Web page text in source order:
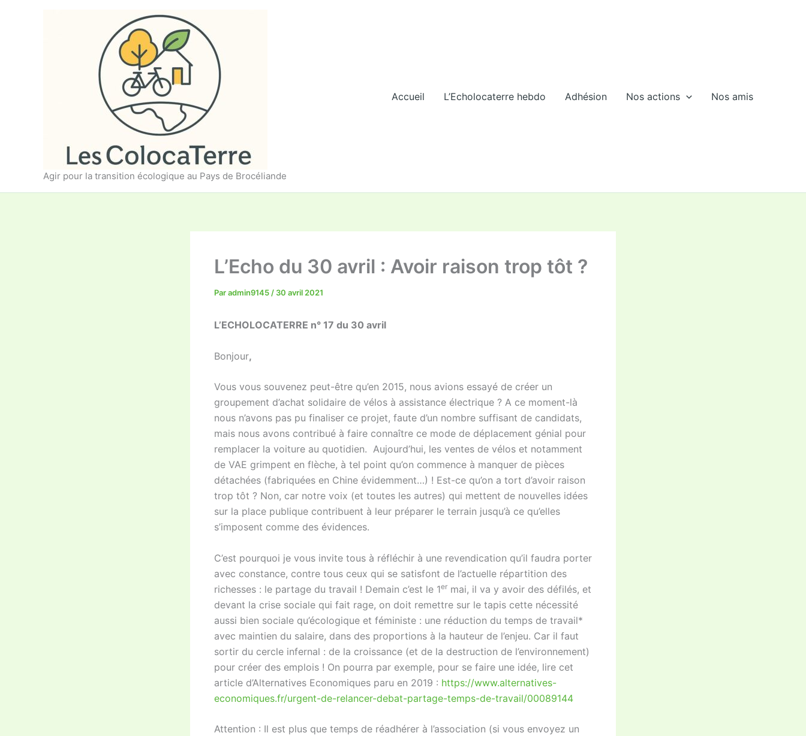
Agir pour la transition écologique au Pays de Brocéliande
Accueil L’Echolocaterre hebdo Adhésion Nos actions Nos amis
L’Echo du 30 avril : Avoir raison trop tôt ?
Paradmin9145 / 30 avril 2021
L’ECHOLOCATERRE n° 17 du 30 avril
Bonjour,
Vous vous souvenez peut-être qu’en 2015, nous avions essayé de créer un
groupement d’achat solidaire de vélos à assistance électrique ? A ce moment-là
nous n’avons pas pu finaliser ce projet, faute d’un nombre suffisant de candidats,
mais nous avons contribué à faire connaître ce mode de déplacement génial pour
remplacer la voiture au quotidien. Aujourd’hui, les ventes de vélos et notamment
de VAE grimpent en flèche, à tel point qu’on commence à manquer de pièces
détachées (fabriquées en Chine évidemment…) ! Est-ce qu’on a tort d’avoir raison
trop tôt ? Non, car notre voix (et toutes les autres) qui mettent de nouvelles idées
sur la place publique contribuent à leur préparer le terrain jusqu’à ce qu’elles
s’imposent comme des évidences.
C’est pourquoi je vous invite tous à réfléchir à une revendication qu’il faudra porter
avec constance, contre tous ceux qui se satisfont de l’actuelle répartition des
richesses : le partage du travail ! Demain c’est le 1er mai, il va y avoir des défilés, et
devant la crise sociale qui fait rage, on doit remettre sur le tapis cette nécessité
aussi bien sociale qu’écologique et féministe : une réduction du temps de travail*
avec maintien du salaire, dans des proportions à la hauteur de l’enjeu. Car il faut
sortir du cercle infernal : de la croissance (et de la destruction de l’environnement)
pour créer des emplois ! On pourra par exemple, pour se faire une idée, lire cet
article d’Alternatives Economiques paru en 2019 : https://www.alternatives-
economiques.fr/urgent-de-relancer-debat-partage-temps-de-travail/00089144
Attention : Il est plus que temps de réadhérer à l’association (si vous envoyez un